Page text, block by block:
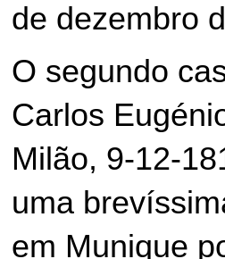
de dezembro
O segundo
Carlos
Milão, 9-12-
uma
em Munique